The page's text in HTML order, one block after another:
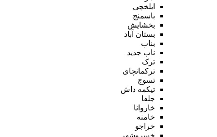
ایلخچی
باسمنج
بخشایش
بستان آباد
بناب
ناب جدید
ترک
ترکمانچای
تسوج
تیکمه داش
جلفا
خاروانا
خامنه
خراجو
خسروشهر